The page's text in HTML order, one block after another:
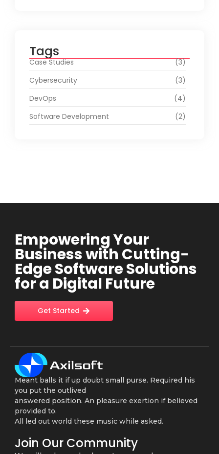
Tags
Case Studies
(3)
Cybersecurity
(3)
DevOps
(4)
Software Development
(2)
Empowering Your
Business with Cutting-
Edge Software Solutions
for a Digital Future
Get Started
Meant balls it if up doubt small purse. Required his
you put the outlived
answered position. An pleasure exertion if believed
provided to.
All led out world these music while asked.
Join Our Community